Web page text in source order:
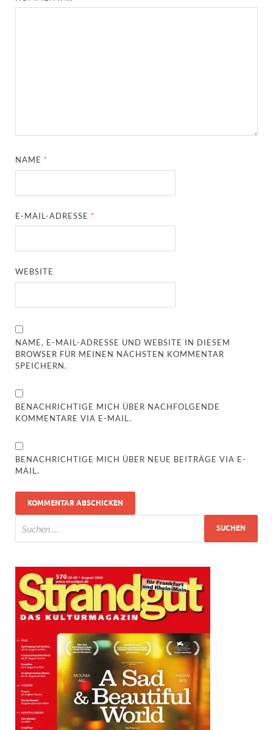
NAME *
E-MAIL-ADRESSE *
WEBSITE
NAME, E-MAIL-ADRESSE UND WEBSITE IN DIESEM
BROWSER FÜR MEINEN NÄCHSTEN KOMMENTAR
SPEICHERN.
BENACHRICHTIGE MICH ÜBER NACHFOLGENDE
KOMMENTARE VIA E-MAIL.
BENACHRICHTIGE MICH ÜBER NEUE BEITRÄGE VIA E-
MAIL.